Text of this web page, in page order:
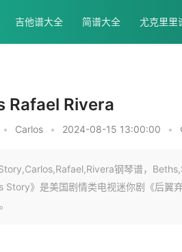
吉他谱大全 简谱大全 尤克里里
Rafael Rivera
• Carlos • 2024-08-15 13:00:00 •
钢琴谱，
》是美国剧情类电视迷你剧《后翼